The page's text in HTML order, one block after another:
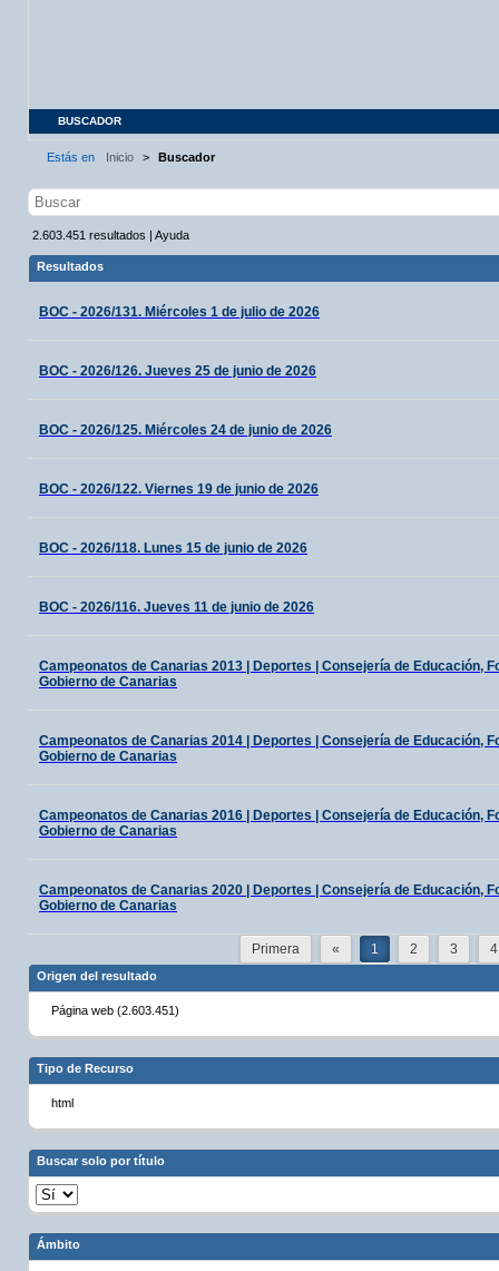
BUSCADOR
Estás en Inicio > Buscador
2.603.451 resultados | Ayuda
Resultados
BOC - 2026/131. Miércoles 1 de julio de 2026
BOC - 2026/126. Jueves 25 de junio de 2026
BOC - 2026/125. Miércoles 24 de junio de 2026
BOC - 2026/122. Viernes 19 de junio de 2026
BOC - 2026/118. Lunes 15 de junio de 2026
BOC - 2026/116. Jueves 11 de junio de 2026
Campeonatos de Canarias 2013 | Deportes | Consejería de Educación,
Gobierno de Canarias
Campeonatos de Canarias 2014 | Deportes | Consejería de Educación,
Gobierno de Canarias
Campeonatos de Canarias 2016 | Deportes | Consejería de Educación,
Gobierno de Canarias
Campeonatos de Canarias 2020 | Deportes | Consejería de Educación,
Gobierno de Canarias
Primera « 1 2 3 4
Origen del resultado
Página web (2.603.451)
Tipo de Recurso
html
Buscar solo por título
Ámbito